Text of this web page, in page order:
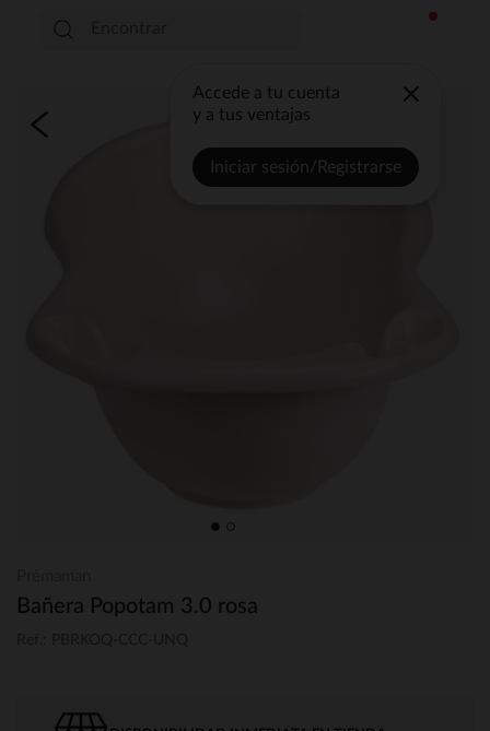
Accede a tu cuenta
y a tus ventajas
Iniciar sesión/Registrarse
Bañera Popotam 3.0 rosa